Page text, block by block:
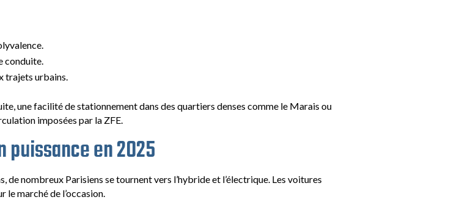
conduite.
trajets urbains.
une facilité de stationnement dans des quartiers denses comme le Marais ou
imposées par la ZFE.
en 2025
nombreux Parisiens se tournent vers l’hybride et l’électrique. Les voitures
le marché de l’occasion.